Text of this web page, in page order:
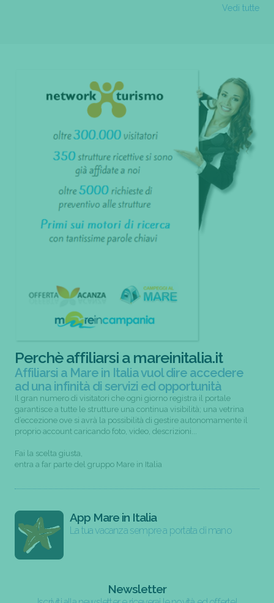
Vedi tutte
Perchè affiliarsi a mareinitalia.it
Affiliarsi a Mare in Italia vuol dire accedere
ad una infinità di servizi ed opportunità
Il gran numero di visitatori che ogni giorno registra il portale
garantisce a tutte le strutture una continua visibilità; una vetrina
d’eccezione ove si avrà la possibilità di gestire autonomamente il
proprio account caricando foto, video, descrizioni...
Fai la scelta giusta,
entra a far parte del gruppo Mare in Italia
App Mare in Italia
La tua vacanza sempre a portata di mano
Newsletter